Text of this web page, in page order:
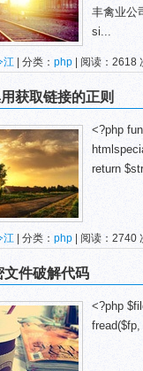
丰禽业公
si...
江 | 分类： php | 阅读：2618
获取链接的正则
<?php
return
江 | 分类： php | 阅读：2740
文件破解代码
<?php